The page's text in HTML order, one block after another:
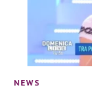
NEWS